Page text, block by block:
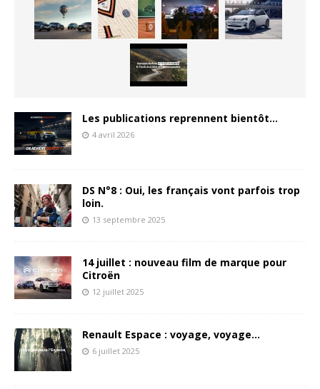
Les publications reprennent bientôt…
4 avril 2026
DS N°8 : Oui, les français vont parfois trop
loin.
13 septembre 2025
14 juillet : nouveau film de marque pour
Citroën
12 juillet 2025
Renault Espace : voyage, voyage…
6 juillet 2025